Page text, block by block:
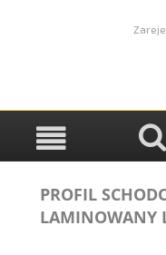
PROFIL
LAMINOWANY